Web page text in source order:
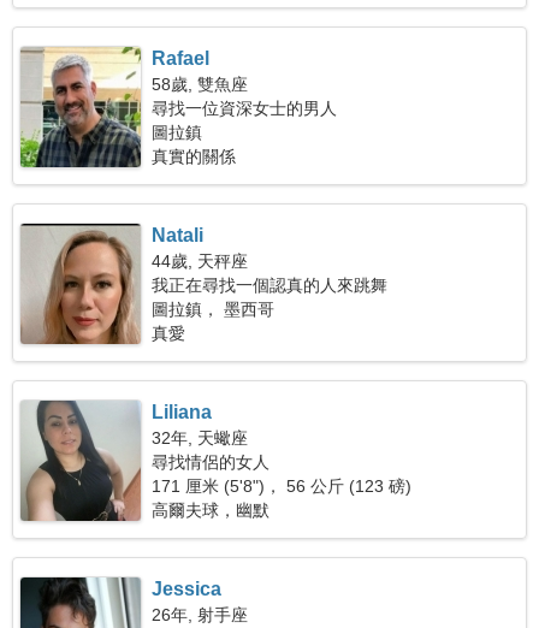
Rafael
58歲, 雙魚座
尋找一位資深女士的男人
圖拉鎮
真實的關係
Natali
44歲, 天秤座
我正在尋找一個認真的人來跳舞
圖拉鎮， 墨西哥
真愛
Liliana
32年, 天蠍座
尋找情侶的女人
171 厘米 (5'8")， 56 公斤 (123 磅)
高爾夫球，幽默
Jessica
26年, 射手座